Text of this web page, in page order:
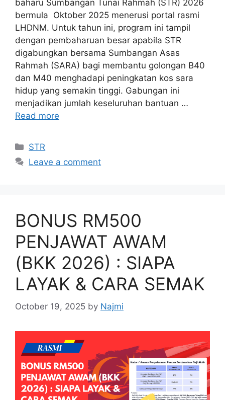
baharu Sumbangan Tunai Rahmah (STR) 2026
bermula Oktober 2025 menerusi portal rasmi
LHDNM. Untuk tahun ini, program ini tampil
dengan pembaharuan besar apabila STR
digabungkan bersama Sumbangan Asas
Rahmah (SARA) bagi membantu golongan B40
dan M40 menghadapi peningkatan kos sara
hidup yang semakin tinggi. Gabungan ini
menjadikan jumlah keseluruhan bantuan …
Read more
Categories
STR
Leave a comment
BONUS RM500
PENJAWAT AWAM
(BKK 2026) : SIAPA
LAYAK & CARA SEMAK
October 19, 2025 by Najmi